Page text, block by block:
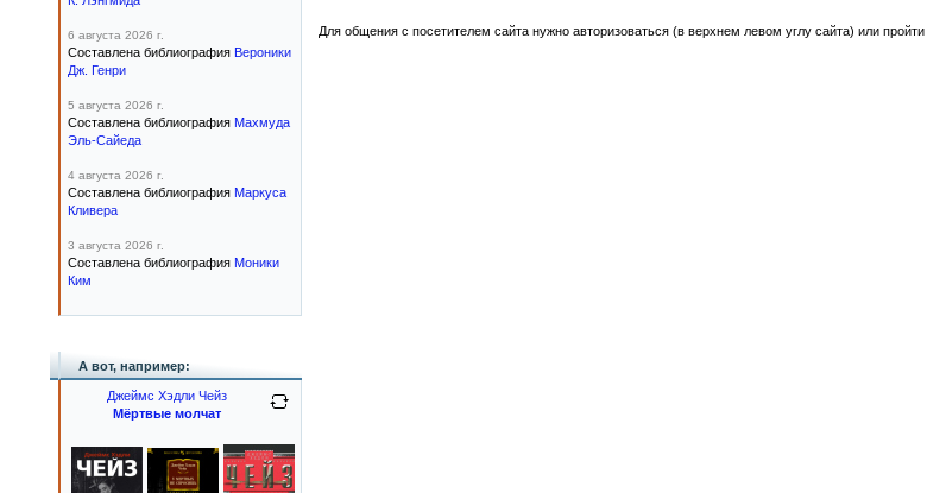
Для общения с посетителем сайта нужно авторизоваться (в верхнем левом углу сайта) или пройти
6 августа 2026 г.
Составлена библиография Вероники
Дж. Генри
5 августа 2026 г.
Составлена библиография Махмуда
Эль-Сайеда
4 августа 2026 г.
Составлена библиография Маркуса
Кливера
3 августа 2026 г.
Составлена библиография Моники
Ким
А вот, например:
Джеймс Хэдли Чейз
Мёртвые молчат